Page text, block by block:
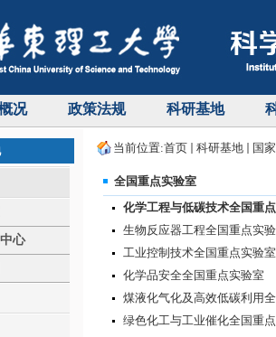
况 政策法规 科研基地
心
当前位置:首页 科研基地 国
全国重点实验室
化学工程与低碳技术全国重
生物反应器工程全国重点实
工业控制技术全国重点实验室
化学品安全全国重点实验室
煤液化气化及高效低碳利用
绿色化工与工业催化全国重